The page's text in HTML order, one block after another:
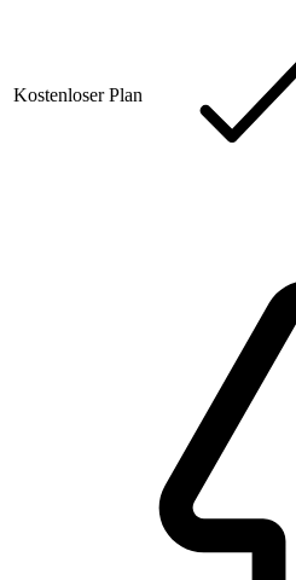
Kostenloser Plan